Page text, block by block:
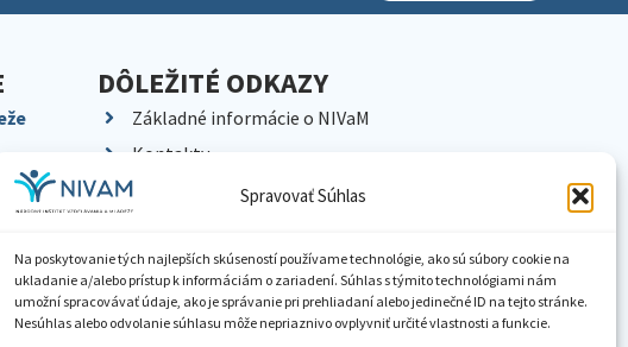
Spravovať Súhlas
Na poskytovanie tých najlepších skúseností používame technológie, ako sú súbory cookie na
ukladanie a/alebo prístup k informáciám o zariadení. Súhlas s týmito technológiami nám
umožní spracovávať údaje, ako je správanie pri prehliadaní alebo jedinečné ID na tejto stránke.
Nesúhlas alebo odvolanie súhlasu môže nepriaznivo ovplyvniť určité vlastnosti a funkcie.
DÔLEŽITÉ ODKAZY
Základné informácie o NIVaM
Kontakty
Kariéra
Pracoviská NIVaM
Dokumenty inštitúcie
Knižnica